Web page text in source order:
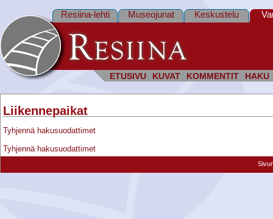
ETUSIVU KUVAT KOMMENTIT HAKU
Resiina-lehti Museojunat Keskustelu
Liikennepaikat
Tyhjennä hakusuodattimet
Tyhjennä hakusuodattimet